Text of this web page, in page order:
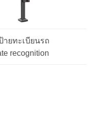
ายทะเบียนรถ
recognition